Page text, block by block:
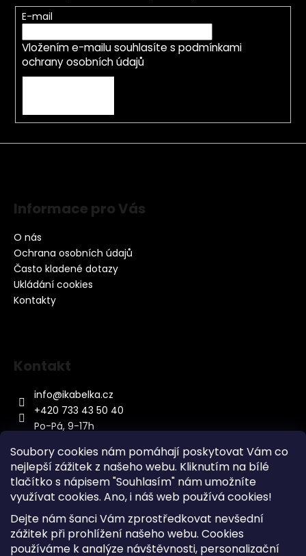
Soubory cookies nám pomáhají poskytovat Vám co
nejlepší zážitek z našeho webu. Kliknutím na bílé
tlačítko s nápisem "Souhlasím" nám umožníte
využívat cookies. Ano, i náš web používá cookies!
Dejte nám šanci Vám zprostředkovat nevšední
zážitek při prohlížení našeho webu. Cookies
používáme k analýze návštěvnosti, personalizační
E-mail
Vložením e-mailu souhlasíte s podmínkami
ochrany osobních údajů
Informace pro Vás
O nás
Ochrana osobních údajů
Často kladené dotazy
Ukládání cookies
Kontakty
Kontakt
info@ikabelka.cz
+420 733 43 50 40
Po-Pá, 9-17h
Kontakt
Sitemap
Doprava a Platba